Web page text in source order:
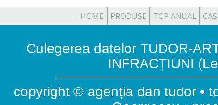
HOME PRODUSE TOP ANUAL
Culegerea datelor TUDOR-
INFRACȚIUNI
copyright © agenția dan tudor •